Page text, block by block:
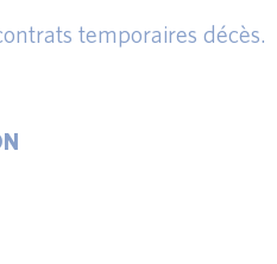
temporaires décès.